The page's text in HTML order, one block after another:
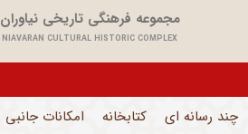
مجموعه فرهنگی تاریخی نیاوران
NIAVARAN CULTURAL HISTORIC COMPLEX
و فقط بخش های اداری فعال است
چند رسانه ای کتابخانه امکانات جانبی